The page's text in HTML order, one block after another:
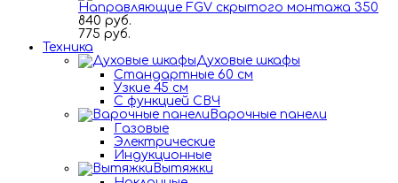
Направляющие FGV скрытого монтажа 350
840 руб.
775 руб.
Техника
Духовые шкафы
Стандартные 60 см
Узкие 45 см
С функцией СВЧ
Варочные панели
Газовые
Электрические
Индукционные
Вытяжки